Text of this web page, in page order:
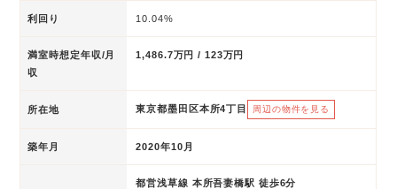
利回り 10.04%
満室時想定年収/月
収
1,486.7万円 / 123万円
所在地 東京都墨田区本所4丁目 周辺の物件を見る
築年月 2020年10月
都営浅草線 本所吾妻橋駅 徒歩6分